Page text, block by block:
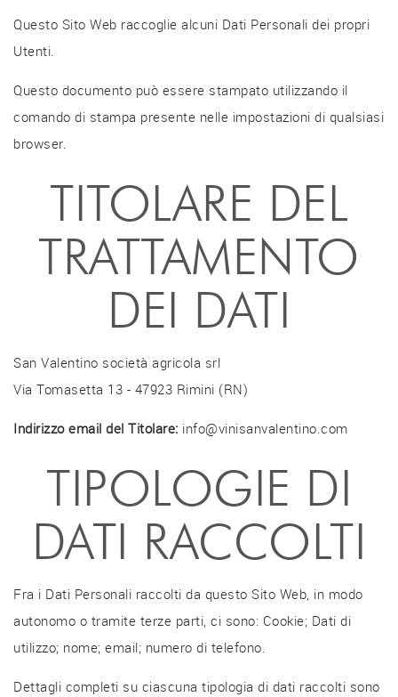
Questo Sito Web raccoglie alcuni Dati Personali dei propri
Utenti.
Questo documento può essere stampato utilizzando il
comando di stampa presente nelle impostazioni di qualsiasi
browser.
TITOLARE DEL
TRATTAMENTO
DEI DATI
San Valentino società agricola srl
Via Tomasetta 13 - 47923 Rimini (RN)
Indirizzo email del Titolare: info@vinisanvalentino.com
TIPOLOGIE DI
DATI RACCOLTI
Fra i Dati Personali raccolti da questo Sito Web, in modo
autonomo o tramite terze parti, ci sono: Cookie; Dati di
utilizzo; nome; email; numero di telefono.
Dettagli completi su ciascuna tipologia di dati raccolti sono